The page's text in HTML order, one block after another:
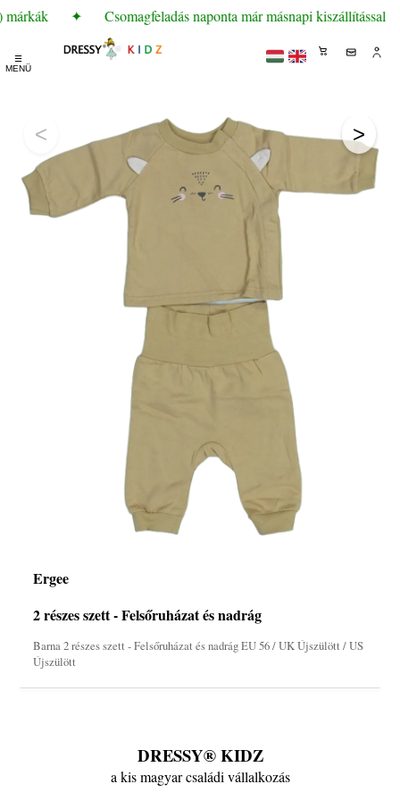
✦ Csomagfeladás naponta már másnapi kiszállítással
☰
MENÜ
< >
Ergee
2 részes szett - Felsőruházat és nadrág
Barna 2 részes szett - Felsőruházat és nadrág EU 56 / UK Újszülött / US
Újszülött
DRESSY® KIDZ
a kis magyar családi vállalkozás